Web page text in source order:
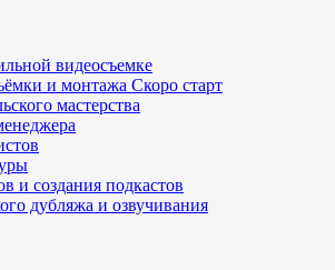
видеосъемке
и монтажа Скоро старт
мастерства
и создания подкастов
дубляжа и озвучивания